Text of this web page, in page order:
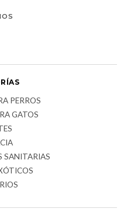
PERROS
GATOS
SANITARIAS